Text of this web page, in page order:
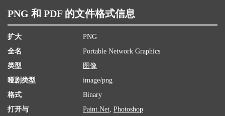
PNG 和 PDF 的文件格式信息
扩大
PNG
全名
Portable Network Graphics
类型
图像
哑剧类型
image/png
格式
Binary
打开与
Paint.Net, Photoshop